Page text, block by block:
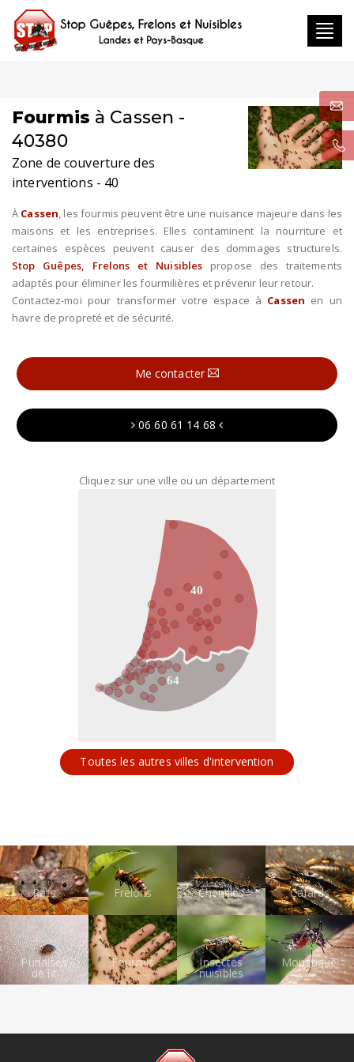
Fourmis à Cassen -
40380
Zone de couverture des
interventions - 40
À Cassen, les fourmis peuvent être une nuisance majeure dans les
maisons et les entreprises. Elles contaminent la nourriture et
certaines espèces peuvent causer des dommages structurels.
Stop Guêpes, Frelons et Nuisibles propose des traitements
adaptés pour éliminer les fourmilières et prévenir leur retour.
Contactez-moi pour transformer votre espace à Cassen en un
havre de propreté et de sécurité.
Me contacter
06 60 61 14 68
Cliquez sur une ville ou un département
64
40
Toutes les autres villes d'intervention
Rats Frelons Chenilles Cafards
Punaises
de lit
Fourmis Insectes
nuisibles
Moustiques